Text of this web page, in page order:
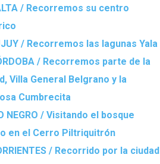
/ Recorremos su centro
/ Recorremos las lagunas Yala
/ Recorremos parte de la
Villa General Belgrano y la
Cumbrecita
NEGRO / Visitando el bosque
en el Cerro Piltriquitrón
/ Recorrido por la ciudad